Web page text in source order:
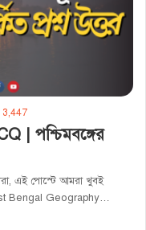
3,447
| পশ্চিমবঙ্গের
এই পোস্টে আমরা খুবই
Bengal Geography…